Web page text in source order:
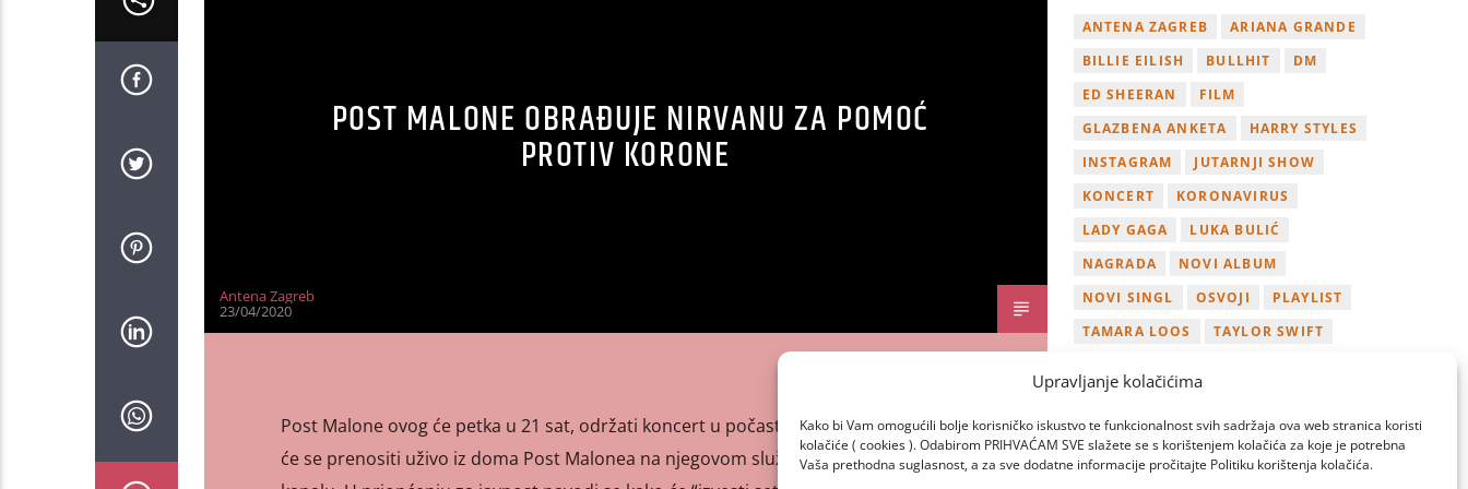
Upravljanje kolačićima
Kako bi Vam omogućili bolje korisničko iskustvo te funkcionalnost svih sadržaja ova web stranica koristi
kolačiće ( cookies ). Odabirom PRIHVAĆAM SVE slažete se s korištenjem kolačića za koje je potrebna
Vaša prethodna suglasnost, a za sve dodatne informacije pročitajte Politiku korištenja kolačića.
POST MALONE OBRAĐUJE NIRVANU ZA POMOĆ
PROTIV KORONE
Antena Zagreb
23/04/2020
Post Malone ovog će petka u 21 sat, održati koncert u počast Nirvani uživo. Koncert
će se prenositi uživo iz doma Post Malonea na njegovom službenom YouTube
ANTENA ZAGREB
ARIANA GRANDE
BILLIE EILISH
BULLHIT
DM
ED SHEERAN
FILM
GLAZBENA ANKETA
HARRY STYLES
INSTAGRAM
JUTARNJI SHOW
KONCERT
KORONAVIRUS
LADY GAGA
LUKA BULIĆ
NAGRADA
NOVI ALBUM
NOVI SINGL
OSVOJI
PLAYLIST
TAMARA LOOS
TAYLOR SWIFT